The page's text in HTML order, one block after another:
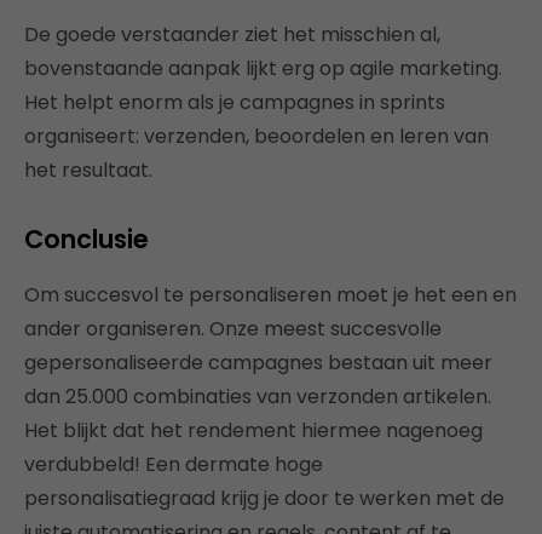
De goede verstaander ziet het misschien al,
bovenstaande aanpak lijkt erg op agile marketing.
Het helpt enorm als je campagnes in sprints
organiseert: verzenden, beoordelen en leren van
het resultaat.
Conclusie
Om succesvol te personaliseren moet je het een en
ander organiseren. Onze meest succesvolle
gepersonaliseerde campagnes bestaan uit meer
dan 25.000 combinaties van verzonden artikelen.
Het blijkt dat het rendement hiermee nagenoeg
verdubbeld! Een dermate hoge
personalisatiegraad krijg je door te werken met de